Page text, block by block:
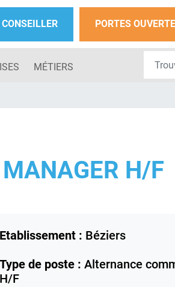
PORTES
MÉTIERS
H/F
Etablissement : Béziers
Type de poste : Alternance
H/F